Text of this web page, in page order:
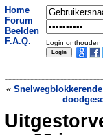
Home
Forum
Beelden
F.A.Q.
Login onthouden
«